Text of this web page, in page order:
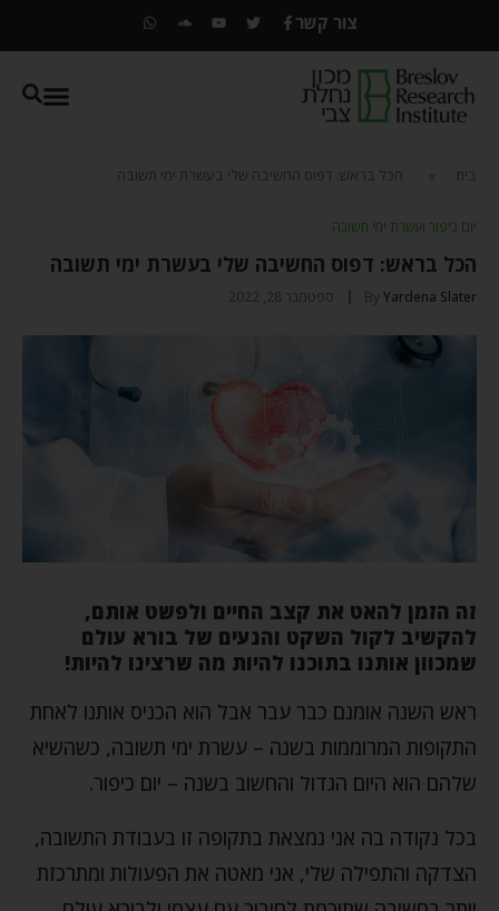
צור קשר
בית הכל בראש: דפוס החשיבה שלי בעשרת ימי תשובה
יום כיפור ועשרת ימי תשובה
הכל בראש: דפוס החשיבה שלי בעשרת ימי תשובה
By Yardena Slater ספטמבר 28, 2022
זה הזמן להאט את קצב החיים ולפשט אותם,
להקשיב לקול השקט והנעים של בורא עולם
שמכוון אותנו בתוכנו להיות מה שרצינו להיות!
ראש השנה אומנם כבר עבר אבל הוא הכניס אותנו לאחת
התקופות המרוממות בשנה – עשרת ימי תשובה, כשהשיא
שלהם הוא היום הגדול והחשוב בשנה – יום כיפור.
בכל נקודה בה אני נמצאת בתקופה זו בעבודת התשובה,
הצדקה והתפילה שלי, אני מאטה את הפעולות ומתרכזת